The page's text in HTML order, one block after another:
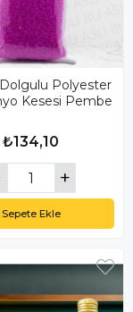
Polyester
Kesesi Pembe
₺134,10
Sepete Ekle